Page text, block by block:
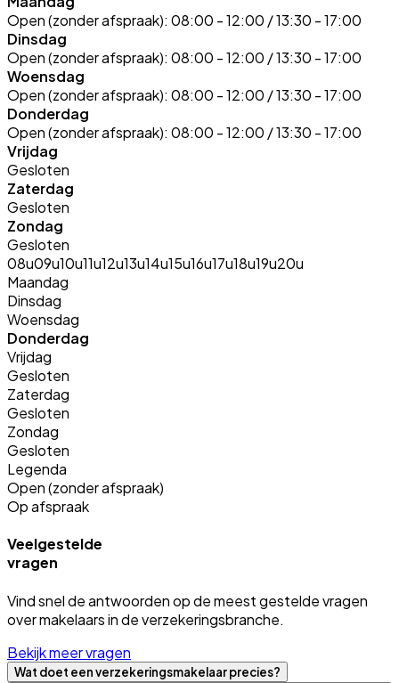
Open (zonder afspraak): 08:00 - 12:00 / 13:30 - 17:00
Dinsdag
Open (zonder afspraak): 08:00 - 12:00 / 13:30 - 17:00
Woensdag
Open (zonder afspraak): 08:00 - 12:00 / 13:30 - 17:00
Donderdag
Open (zonder afspraak): 08:00 - 12:00 / 13:30 - 17:00
Vrijdag
Gesloten
Zaterdag
Gesloten
Zondag
Gesloten
08u09u10u11u12u13u14u15u16u17u18u19u20u
Maandag
Dinsdag
Woensdag
Donderdag
Vrijdag
Gesloten
Zaterdag
Gesloten
Zondag
Gesloten
Legenda
Open (zonder afspraak)
Op afspraak
Veelgestelde
vragen
Vind snel de antwoorden op de meest gestelde vragen
over makelaars in de verzekeringsbranche.
Bekijk meer vragen
Wat doet een verzekeringsmakelaar precies?